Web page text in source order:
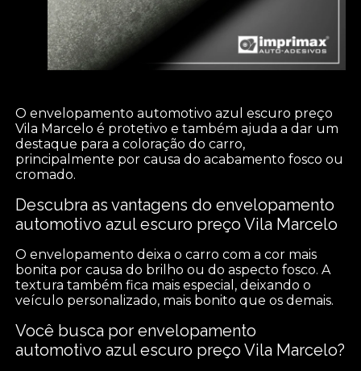
O envelopamento automotivo azul escuro preço
Vila Marcelo é protetivo e também ajuda a dar um
destaque para a coloração do carro,
principalmente por causa do acabamento fosco ou
cromado.
Descubra as vantagens do envelopamento
automotivo azul escuro preço Vila Marcelo
O envelopamento deixa o carro com a cor mais
bonita por causa do brilho ou do aspecto fosco. A
textura também fica mais especial, deixando o
veículo personalizado, mais bonito que os demais.
Você busca por envelopamento
automotivo azul escuro preço Vila Marcelo?